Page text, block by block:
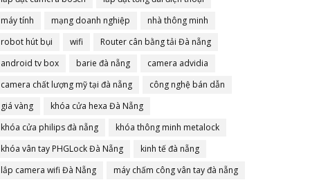
máy tính
mạng doanh nghiệp
nhà thông minh
robot hút bụi
wifi
Router cân bằng tải Đà nẵng
android tv box
barie đà nẵng
camera advidia
camera chất lượng mỹ tại đà nẵng
công nghệ bán dẫn
giá vàng
khóa cửa hexa Đà Nẵng
khóa cửa philips đà nẵng
khóa thông minh metalock
khóa vân tay PHGLock Đà Nẵng
kinh tế đà nẵng
lắp camera wifi Đà Nẵng
máy chấm công vân tay đà nẵng